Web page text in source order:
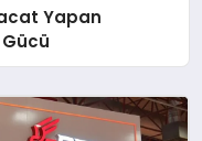
Yapan